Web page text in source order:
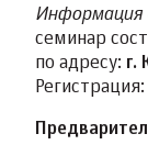
Информация
семинар
по адресу: г.
Регистрация: